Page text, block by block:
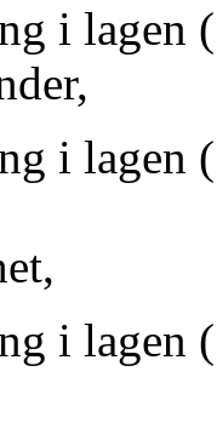
i lagen
i lagen
i lagen